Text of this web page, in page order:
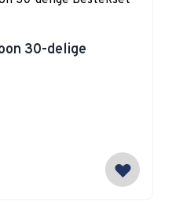
30-delige